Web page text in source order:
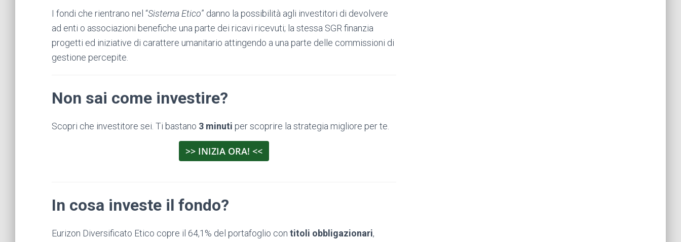
I fondi che rientrano nel “Sistema Etico” danno la possibilità agli investitori di devolvere
ad enti o associazioni benefiche una parte dei ricavi ricevuti; la stessa SGR finanzia
progetti ed iniziative di carattere umanitario attingendo a una parte delle commissioni di
gestione percepite.
Non sai come investire?
Scopri che investitore sei. Ti bastano 3 minuti per scoprire la strategia migliore per te.
>> INIZIA ORA! <<
In cosa investe il fondo?
Eurizon Diversificato Etico copre il 64,1% del portafoglio con titoli obbligazionari,